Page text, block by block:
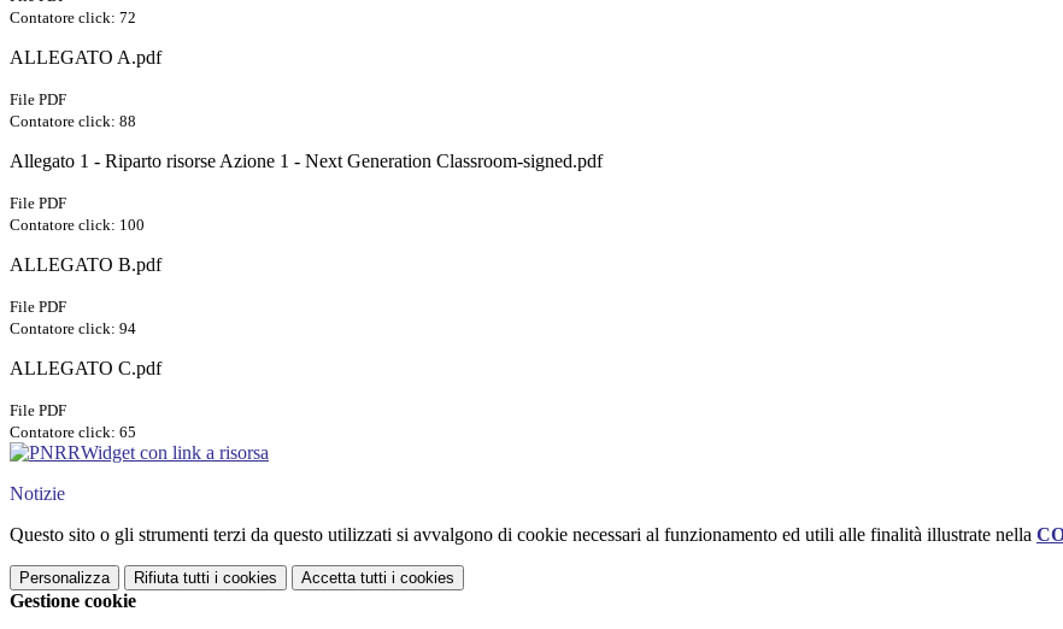
Contatore click: 72
ALLEGATO A.pdf
File PDF
Contatore click: 88
Allegato 1 - Riparto risorse Azione 1 - Next Generation Classroom-signed.pdf
File PDF
Contatore click: 100
ALLEGATO B.pdf
File PDF
Contatore click: 94
ALLEGATO C.pdf
File PDF
Contatore click: 65
Widget con link a risorsa
Notizie
Questo sito o gli strumenti terzi da questo utilizzati si avvalgono di cookie necessari al funzionamento ed utili alle finalità illustrate nella
Personalizza Rifiuta tutti i cookies Accetta tutti i cookies
Gestione cookie